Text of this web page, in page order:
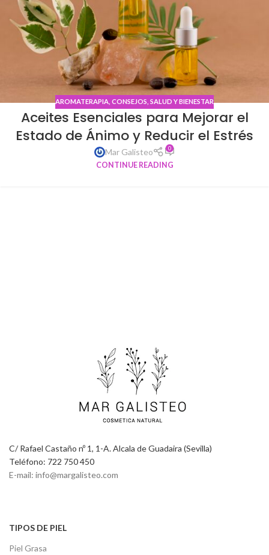
AROMATERAPIA CONSEJOS SALUD Y BIENESTAR
Aceites Esenciales para Mejorar el
Estado de Ánimo y Reducir el Estrés
Mar Galisteo 0
CONTINUE READING
C/ Rafael Castaño nº 1, 1-A. Alcala de Guadaira (Sevilla)
Teléfono: 722 750 450
E-mail: info@margalisteo.com
TIPOS DE PIEL
Piel Grasa